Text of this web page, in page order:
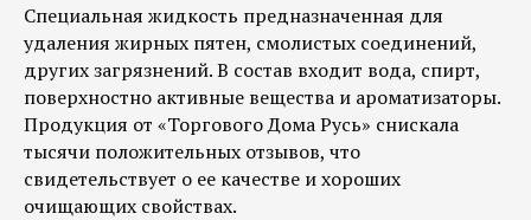
Специальная жидкость предназначенная для
удаления жирных пятен, смолистых соединений,
других загрязнений. В состав входит вода, спирт,
поверхностно активные вещества и ароматизаторы.
Продукция от «Торгового Дома Русь» снискала
тысячи положительных отзывов, что
свидетельствует о ее качестве и хороших
очищающих свойствах.